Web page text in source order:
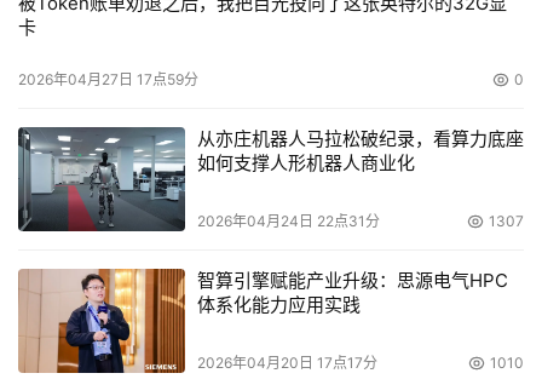
卡
2026年04月27日 17点59分 0
从亦庄机器人马拉松破纪录，看算力底座
如何支撑人形机器人商业化
2026年04月24日 22点31分 1307
智算引擎赋能产业升级：思源电气HPC
体系化能力应用实践
2026年04月20日 17点17分 1010